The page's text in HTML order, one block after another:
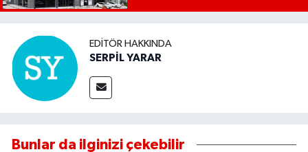
EDITÖR HAKKINDA
SERPİL YARAR
Bunlar da ilginizi çekebilir